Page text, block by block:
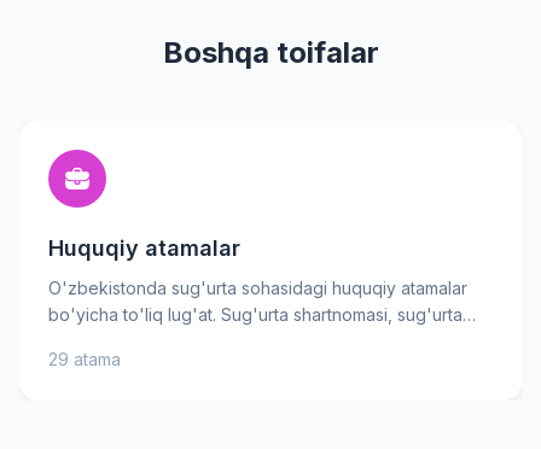
Boshqa toifalar
Huquqiy atamalar
O'zbekistonda sug'urta sohasidagi huquqiy atamalar
bo'yicha to'liq lug'at. Sug'urta shartnomasi, sug'urta
tushunchalarning ma'nosini bilib oling — bu sizga o'z
29 atama